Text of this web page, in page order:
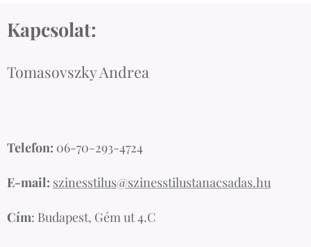
Kapcsolat:
Tomasovszky Andrea
Telefon: 06-70-293-4724
E-mail: szinesstilus@szinesstilustanacsadas.hu
Cím: Budapest, Gém ut 4.C